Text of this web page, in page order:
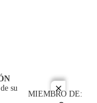
close
su
MIEMBRO DE: